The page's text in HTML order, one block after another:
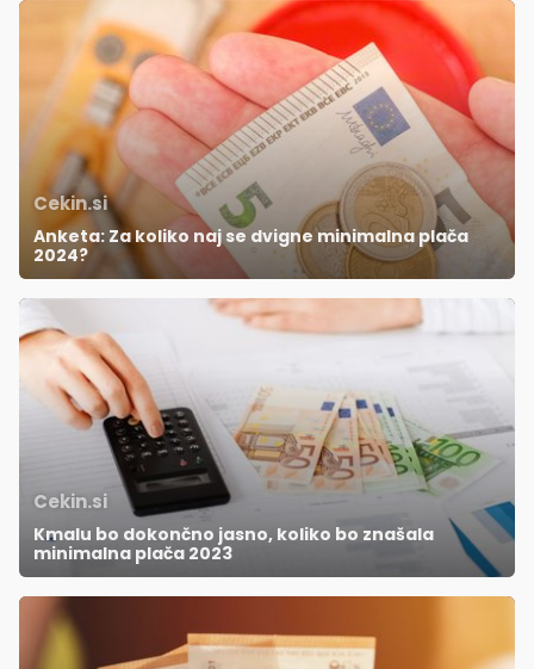
Cekin.si
Anketa: Za koliko naj se dvigne minimalna plača
2024?
Cekin.si
Kmalu bo dokončno jasno, koliko bo znašala
minimalna plača 2023